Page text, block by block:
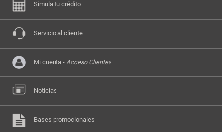
Simula tu crédito
Servicio al cliente
Mi cuenta - Acceso Clientes
Noticias
Bases promocionales